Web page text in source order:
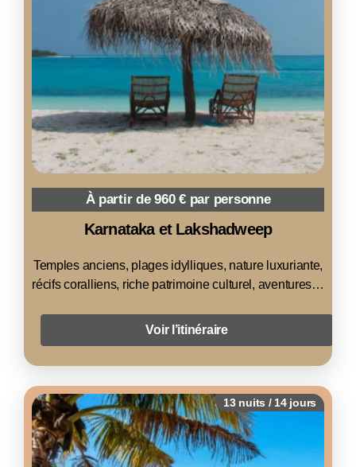
À partir de 960 € par personne
Karnataka et Lakshadweep
Temples anciens, plages idylliques, nature luxuriante,
récifs coralliens, riche patrimoine culturel, aventures…
Voir l’itinéraire
13 nuits / 14 jours